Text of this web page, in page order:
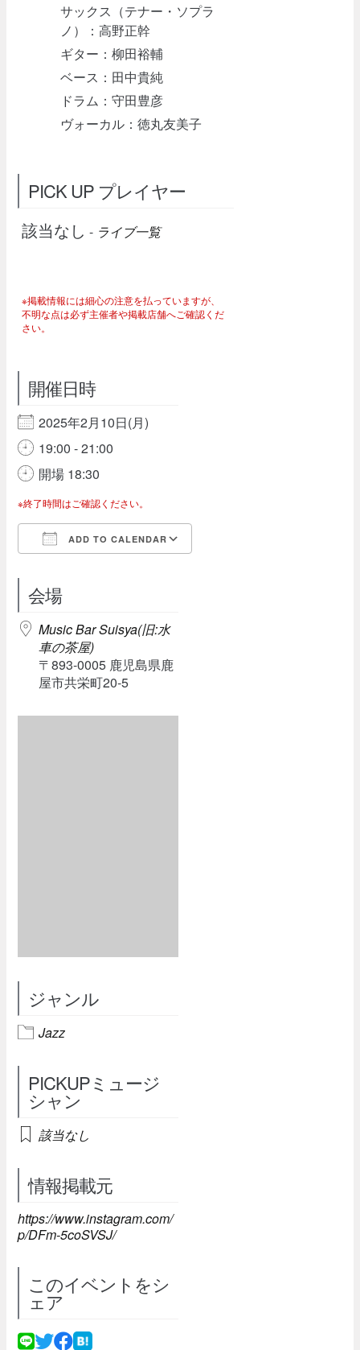
サックス（テナー・ソプラ
ノ）：高野正幹
ギター：柳田裕輔
ベース：田中貴純
ドラム：守田豊彦
ヴォーカル：徳丸友美子
PICK UP プレイヤー
該当なし - ライブ一覧
※掲載情報には細心の注意を払っていますが、
不明な点は必ず主催者や掲載店舗へご確認くだ
さい。
開催日時
2025年2月10日(月)
19:00 - 21:00
開場 18:30
※終了時間はご確認ください。
ADD TO CALENDAR
会場
Music Bar Suisya(旧:水
車の茶屋)
〒893-0005 鹿児島県鹿
屋市共栄町20-5
ジャンル
Jazz
PICKUPミュージ
シャン
該当なし
情報掲載元
https://www.instagram.com/
p/DFm-5coSVSJ/
このイベントをシ
ェア